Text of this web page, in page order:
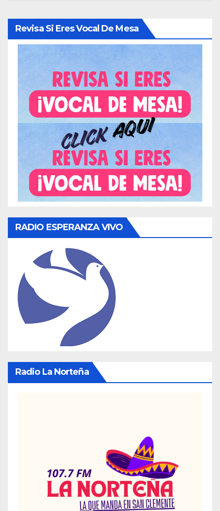
Revisa Si Eres Vocal De Mesa
RADIO ESPERANZA VIVO
Radio La Norteña